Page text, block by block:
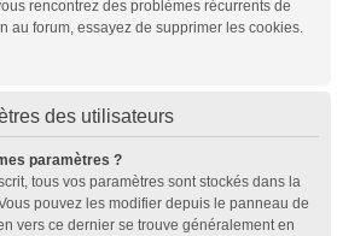
rencontrez des problèmes récurrents de
au forum, essayez de supprimer les cookies.
des utilisateurs
paramètres ?
tous vos paramètres sont stockés dans la
pouvez les modifier depuis le panneau de
vers ce dernier se trouve généralement en